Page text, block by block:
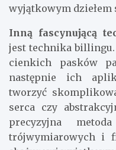
wyjątkowym dziełem
Inną fascynującą
jest technika
cienkich pasków
następnie ich
tworzyć
serca czy
precyzyjna
trójwymiarowych i